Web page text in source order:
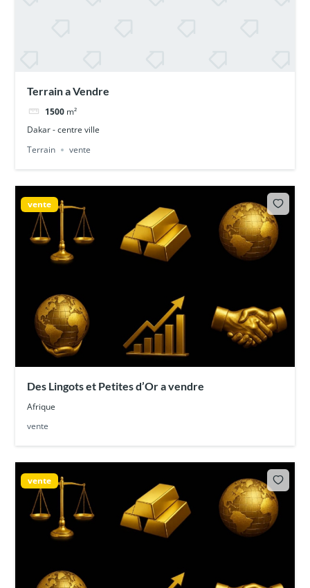
Terrain a Vendre
1500 m²
Dakar - centre ville
Terrain
vente
vente
Des Lingots et Petites d’Or a vendre
Afrique
vente
vente